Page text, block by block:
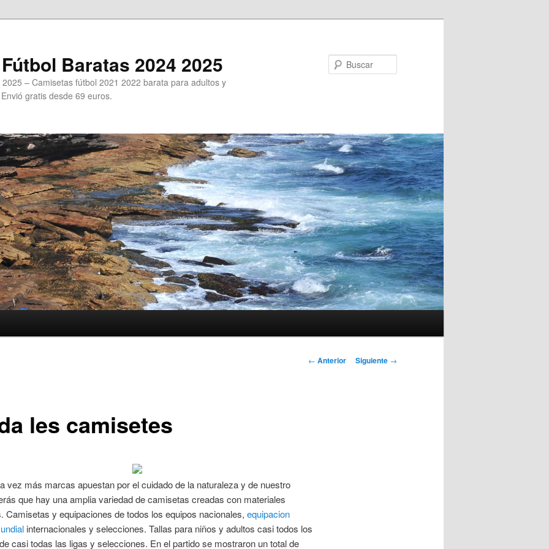
Baratas 2024 2025
– Camisetas fútbol 2021 2022 barata para adultos y
gratis desde 69 euros.
Navegación
← Anterior Siguiente →
les camisetes
vez más marcas apuestan por el cuidado de la naturaleza y de nuestro
que hay una amplia variedad de camisetas creadas con materiales
Camisetas y equipaciones de todos los equipos nacionales, equipacion
internacionales y selecciones. Tallas para niños y adultos casi todos los
casi todas las ligas y selecciones. En el partido se mostraron un total de